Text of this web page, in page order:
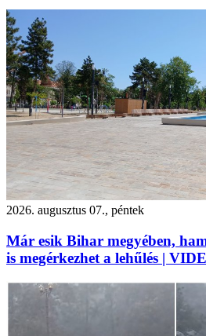
2026. augusztus 07., péntek
Már esik Bihar megyében,
is megérkezhet a lehűlés |